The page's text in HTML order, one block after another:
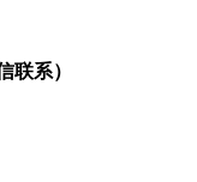
联系）